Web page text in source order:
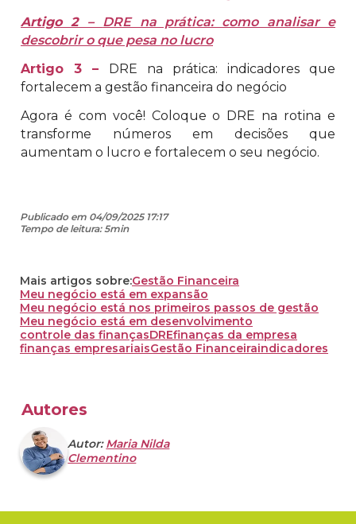
Artigo 2 – DRE na prática: como analisar e
descobrir o que pesa no lucro
Artigo 3 – DRE na prática: indicadores que
fortalecem a gestão financeira do negócio
Agora é com você! Coloque o DRE na rotina e
transforme números em decisões que
aumentam o lucro e fortalecem o seu negócio.
Publicado em 04/09/2025 17:17
Tempo de leitura: 5min
Mais artigos sobre:Gestão Financeira
Meu negócio está em expansão
Meu negócio está nos primeiros passos de gestão
Meu negócio está em desenvolvimento
controle das finançasDREfinanças da empresa
finanças empresariaisGestão Financeiraindicadores
Autores
Autor:Maria Nilda
Clementino